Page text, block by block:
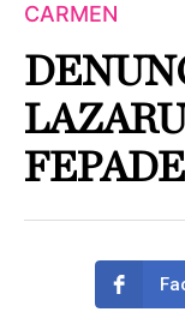
CARMEN
FEPADE